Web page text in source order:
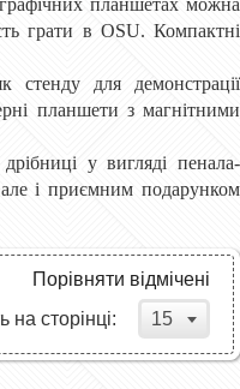
планшетах можна
грати в OSU. Компактні
для демонстрації
планшети з магнітними
у вигляді пенала-
і приємним подарунком
Порівняти відмічені
на сторінці:
15